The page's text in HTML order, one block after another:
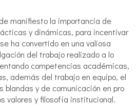
manifiesto la importancia de
y dinámicas, para incentivar
ha convertido en una valiosa
del trabajo realizado a lo
competencias académicas,
además del trabajo en equipo, el
blandas y de comunicación en pro
valores y filosofía institucional.